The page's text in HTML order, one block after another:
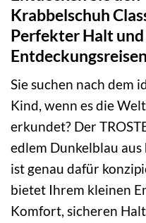
Krabbelschuh
Perfekter Halt
Sie suchen nach dem
Kind, wenn es die
erkundet? Der
edlem Dunkelblau
ist genau dafür
bietet Ihrem kleinen
Komfort, sicheren